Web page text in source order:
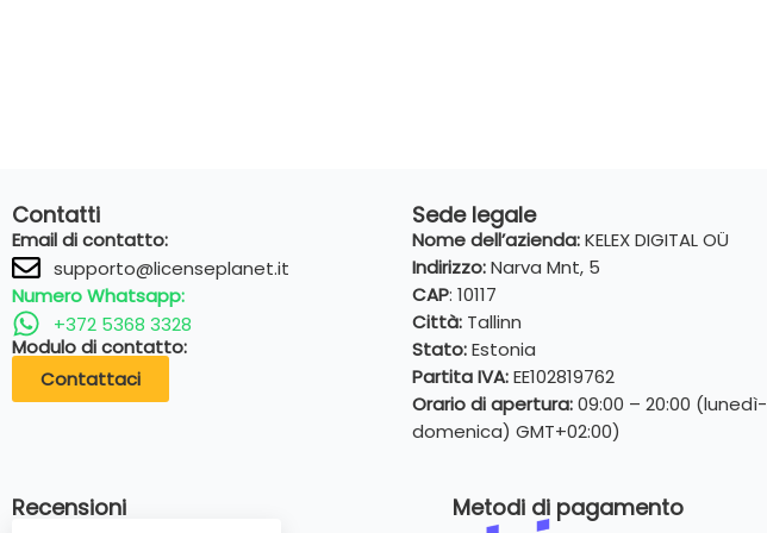
Contatti
Email di contatto:
supporto@licenseplanet.it
Numero Whatsapp:
+372 5368 3328
Modulo di contatto:
Contattaci
Sede legale
Nome dell’azienda:KELEX DIGITAL OÜ
Indirizzo:Narva Mnt, 5
CAP: 10117
Città: Tallinn
Stato:Estonia
Partita IVA:EE102819762
Orario di apertura:09:00 – 20:00 (lunedì-
domenica) GMT+02:00)
Recensioni Metodi di pagamento